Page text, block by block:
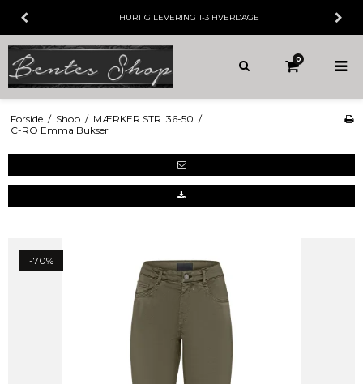
HURTIG LEVERING 1-3 HVERDAGE
0
Forside / Shop / MÆRKER STR. 36-50 /
C-RO Emma Bukser
-70%